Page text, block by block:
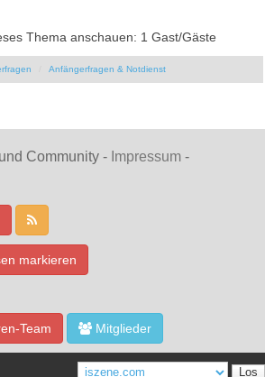
Thema anschauen: 1 Gast/Gäste
Anfängerfragen & Notdienst
Community - Impressum -
markieren
Team Mitglieder